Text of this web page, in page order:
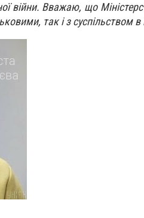
війни. Вважаю, що
так і з суспільством в